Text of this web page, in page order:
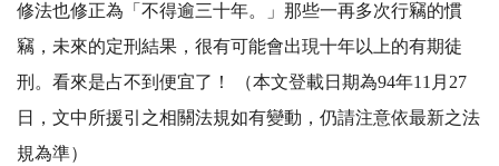
修法也修正為「不得逾三十年。」那些一再多次行竊的慣
竊，未來的定刑結果，很有可能會出現十年以上的有期徒
刑。看來是占不到便宜了！ （本文登載日期為94年11月27
日，文中所援引之相關法規如有變動，仍請注意依最新之法
規為準）